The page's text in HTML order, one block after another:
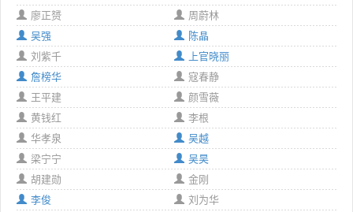
廖正赟
周蔚林
吴强
陈晶
刘紫千
上官晓丽
詹榜华
寇春静
王平建
颜雪薇
黄钱红
李根
华孝泉
吴越
梁宁宁
吴昊
胡建勋
金刚
李俊
刘为华